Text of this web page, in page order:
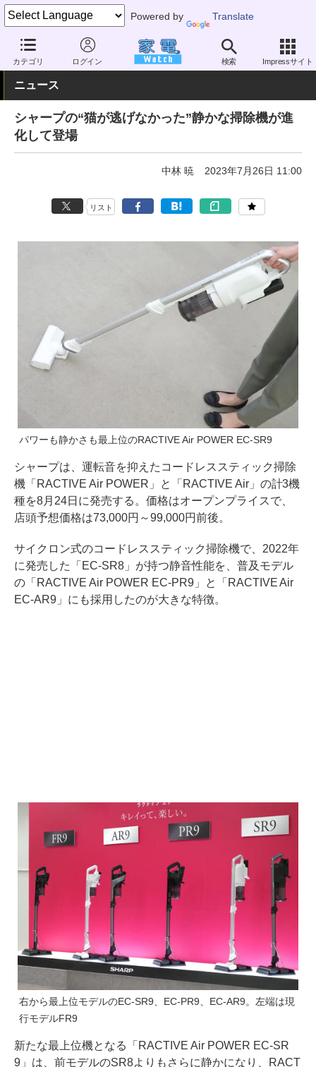
Powered by Translate
カテゴリ ログイン 検索 Impressサイト
家電 Watch 生活家電 掃除機 スティック型
ニュース
シャープの“猫が逃げなかった”静かな掃除機が進
化して登場
中林 暁 2023年7月26日 11:00
リスト
パワーも静かさも最上位のRACTIVE Air POWER EC-SR9
シャープは、運転音を抑えたコードレススティック掃除
機「RACTIVE Air POWER」と「RACTIVE Air」の計3機
種を8月24日に発売する。価格はオープンプライスで、
店頭予想価格は73,000円～99,000円前後。
サイクロン式のコードレススティック掃除機で、2022年
に発売した「EC-SR8」が持つ静音性能を、普及モデル
の「RACTIVE Air POWER EC-PR9」と「RACTIVE Air
EC-AR9」にも採用したのが大きな特徴。
右から最上位モデルのEC-SR9、EC-PR9、EC-AR9。左端は現
行モデルFR9
新たな最上位機となる「RACTIVE Air POWER EC-SR
9」は、前モデルのSR8よりもさらに静かになり、RACT